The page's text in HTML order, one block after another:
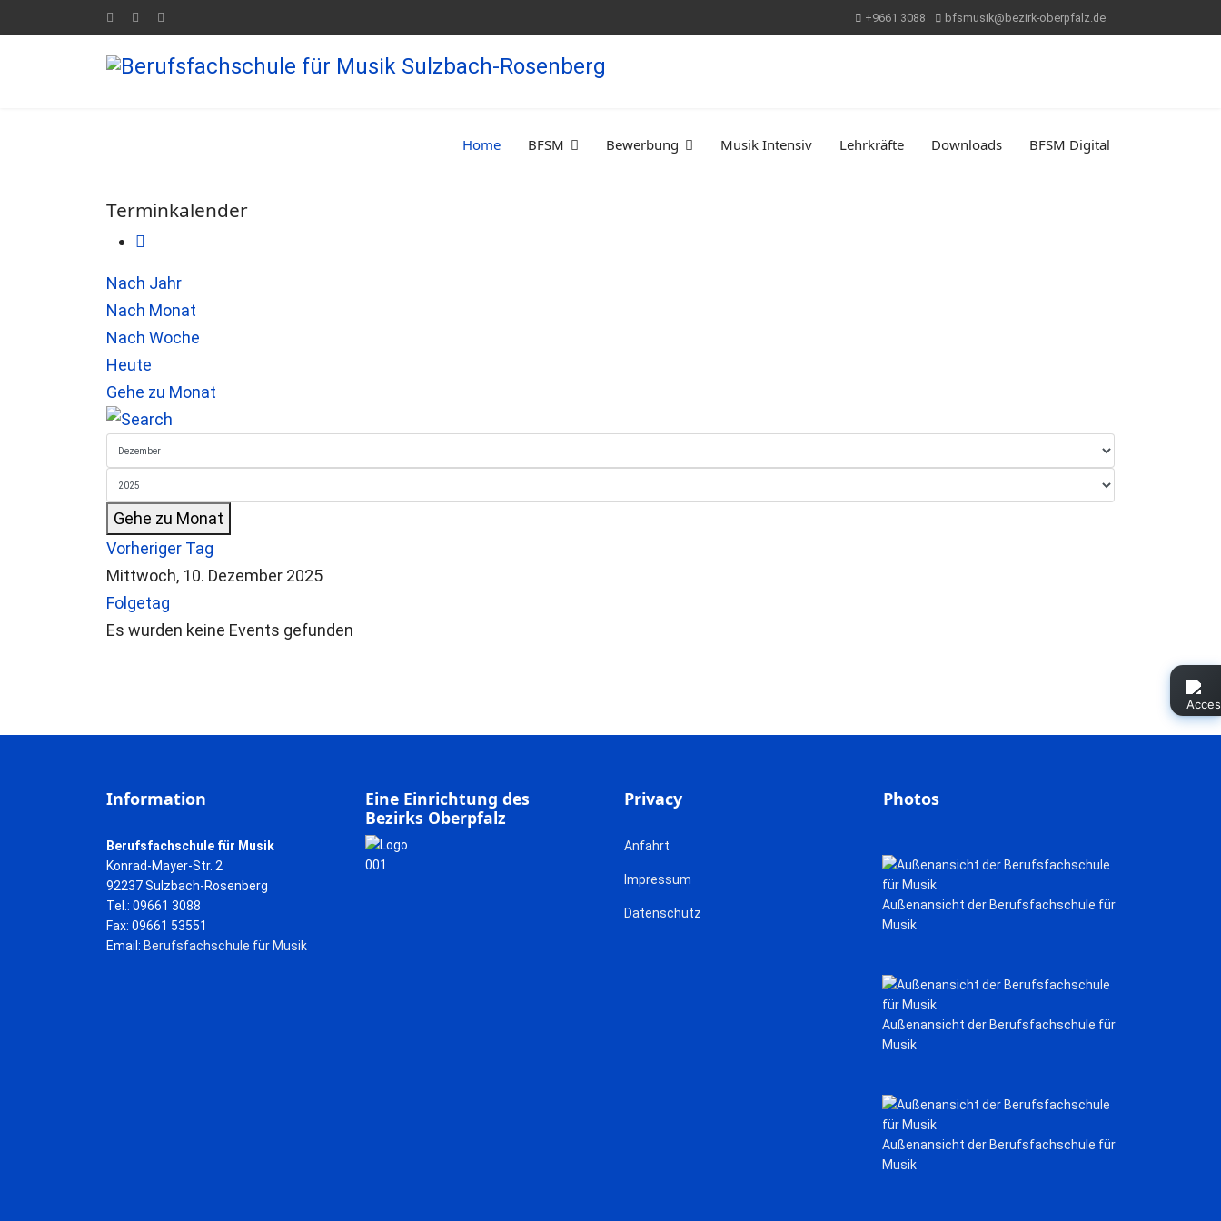
+9661 3088 bfsmusik@bezirk-oberpfalz.de
Home BFSM Bewerbung Musik Intensiv Lehrkräfte Downloads BFSM Digital
Terminkalender
Nach Jahr
Nach Monat
Nach Woche
Heute
Gehe zu Monat
Gehe zu Monat
Vorheriger Tag
Mittwoch, 10. Dezember 2025
Folgetag
Es wurden keine Events gefunden
Information
Berufsfachschule für Musik
Konrad-Mayer-Str. 2
92237 Sulzbach-Rosenberg
Tel.: 09661 3088
Fax: 09661 53551
Email: Berufsfachschule für Musik
Eine Einrichtung des
Bezirks Oberpfalz
Privacy
Anfahrt
Impressum
Datenschutz
Photos
Außenansicht der Berufsfachschule für
Musik
Außenansicht der Berufsfachschule für
Musik
Außenansicht der Berufsfachschule für
Musik